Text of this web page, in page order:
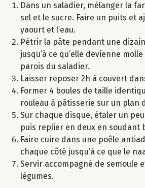
Dans un saladier, mélanger la
sel et le sucre. Faire un puits et
yaourt et l’eau.
Pétrir la pâte pendant une
jusqu’à ce qu’elle devienne
parois du saladier.
Laisser reposer 2h à couvert
Former 4 boules de taille
rouleau à pâtisserie sur un plan
Sur chaque disque, étaler un
puis replier en deux en soudant
Faire cuire dans une poêle
chaque côté jusqu’à ce que le
Servir accompagné de semoule
légumes.